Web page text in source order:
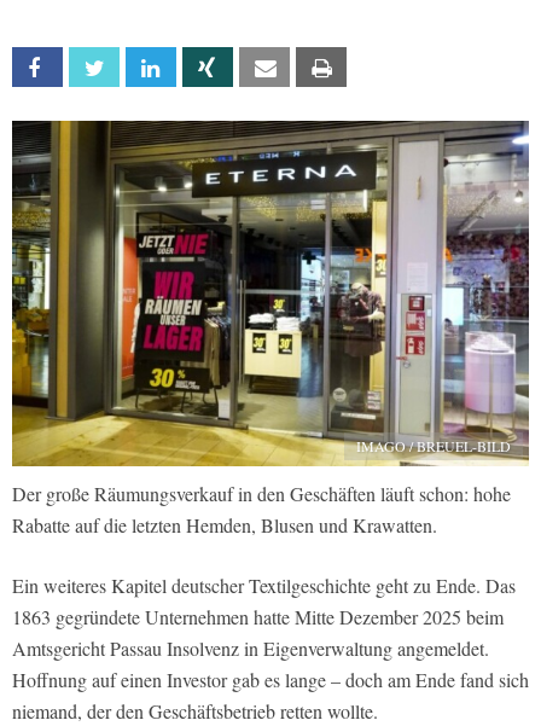
Facebook Twitter Linkedin Xing Email
IMAGO / BREUEL-BILD
Der große Räumungsverkauf in den Geschäften läuft schon: hohe
Rabatte auf die letzten Hemden, Blusen und Krawatten.
Ein weiteres Kapitel deutscher Textilgeschichte geht zu Ende. Das
1863 gegründete Unternehmen hatte Mitte Dezember 2025 beim
Amtsgericht Passau Insolvenz in Eigenverwaltung angemeldet.
Hoffnung auf einen Investor gab es lange – doch am Ende fand sich
niemand, der den Geschäftsbetrieb retten wollte.